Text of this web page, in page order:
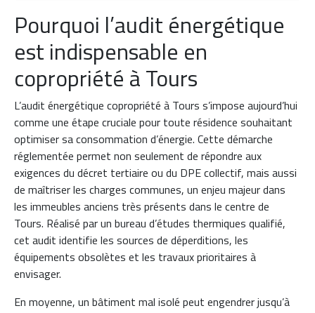
Pourquoi l’audit énergétique
est indispensable en
copropriété à Tours
L’audit énergétique copropriété à Tours s’impose aujourd’hui
comme une étape cruciale pour toute résidence souhaitant
optimiser sa consommation d’énergie. Cette démarche
réglementée permet non seulement de répondre aux
exigences du décret tertiaire ou du DPE collectif, mais aussi
de maîtriser les charges communes, un enjeu majeur dans
les immeubles anciens très présents dans le centre de
Tours. Réalisé par un bureau d’études thermiques qualifié,
cet audit identifie les sources de déperditions, les
équipements obsolètes et les travaux prioritaires à
envisager.
En moyenne, un bâtiment mal isolé peut engendrer jusqu’à